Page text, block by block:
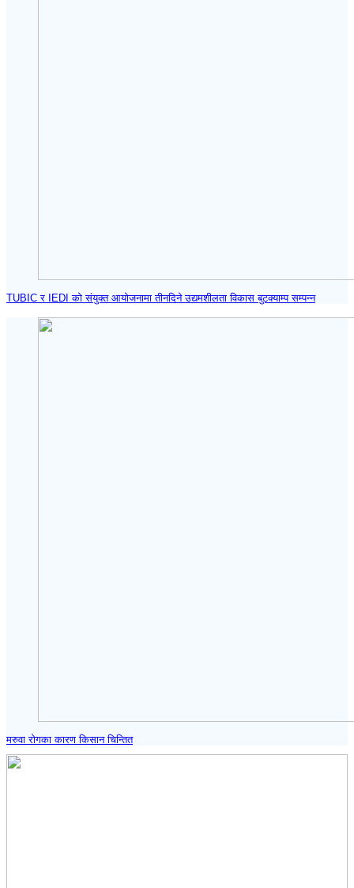
TUBIC र IEDI को संयुक्त आयोजनामा तीनदिने उद्यमशीलता विकास बुटक्याम्प सम्पन्न
मरुवा रोगका कारण किसान चिन्तित